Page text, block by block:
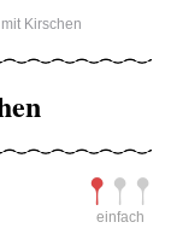
Kirschen
einfach